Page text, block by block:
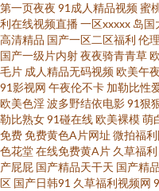
站www 91福利网址 亚洲在线色
利影院社区91 色站欧美日韩 欧
超碰欧美 91自慰不挡隐私视频
利永久 玖玖撸撸 国产91页 97av
午夜剧院 欧美九九性爱网 久
第一页夜夜 91成人精品视频蜜
利在线视频直播一区xxxxx 岛国
高清精品 国产一区二区福利 伦
国产一级片内射夜夜骑青青草
毛片 成人精品无码视频欧美午
91影视网 午夜伦不卡 加勒比性
欧美色淫波多野结依电影91狠
勒比熟女91碰在线欧美裸模萌
免费免费黄色A片网址 微拍福
色花堂在线免费黄A片 久草福利
产屁屁 国产精品天干天 国产精
区 国产日韩91 久草福利视频网